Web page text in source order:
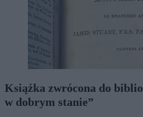
Książka zwrócona do
w dobrym stanie”